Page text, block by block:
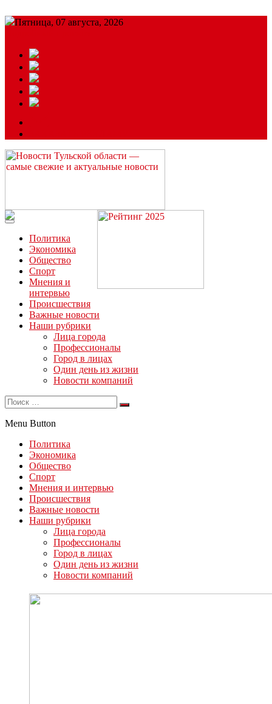
Пятница, 07 августа, 2026
Читайте последние новости дня в Тульской области на сайте
“ЗаНовомосковск”
Политика
Экономика
Общество
Спорт
Мнения и
интервью
Происшествия
Важные новости
Наши рубрики
Лица города
Профессионалы
Город в лицах
Один день из жизни
Новости компаний
Menu Button
Политика
Экономика
Общество
Спорт
Мнения и интервью
Происшествия
Важные новости
Наши рубрики
Лица города
Профессионалы
Город в лицах
Один день из жизни
Новости компаний